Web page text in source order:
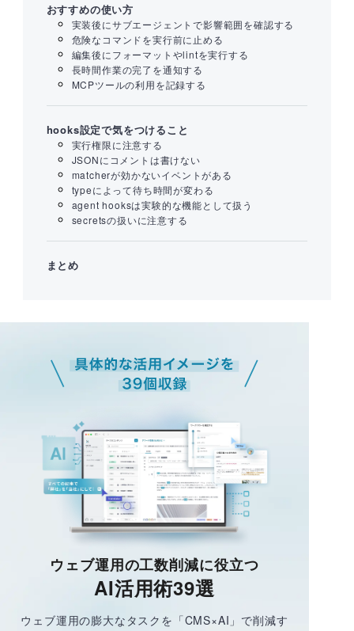
おすすめの使い方
実装後にサブエージェントで影響範囲を確認する
危険なコマンドを実行前に止める
編集後にフォーマットやlintを実行する
長時間作業の完了を通知する
MCPツールの利用を記録する
hooks設定で気をつけること
実行権限に注意する
JSONにコメントは書けない
matcherが効かないイベントがある
typeによって待ち時間が変わる
agent hooksは実験的な機能として扱う
secretsの扱いに注意する
まとめ
ウェブ運用の工数削減に役立つ
AI活用術39選
ウェブ運用の膨大なタスクを「CMS×AI」で削減す